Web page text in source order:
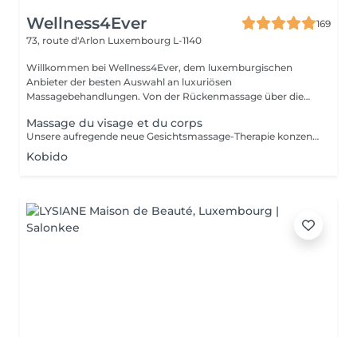
Wellness4Ever
169
73, route d'Arlon Luxembourg L-1140
Willkommen bei Wellness4Ever, dem luxemburgischen
Anbieter der besten Auswahl an luxuriösen
Massagebehandlungen. Von der Rückenmassage über die
Massage du visage et du corps
Unsere aufregende neue Gesichtsmassage-Therapie konzentriert sich darauf, Ihre Haut zu verjüngen und Ihnen ein jugendliches, strahlendes Aussehen zu verleihen, das Sie entspannt, erfrischt und voller Leben fühlen lässt. Regelmäßige Gesichtsmassagen können die Durchblutung verbessern und die Gesichtsmuskeln entspannen, Verspannungen im Gesicht und um die Augen lösen und gleichzeitig die Textur, die schlaffe Haut und das Auftreten von Falten verbessern. Es hat sich auch gezeigt, dass es den Sinusdruck lindert und sogar bei hartnäckiger Akne helfen kann. All diese Vorteile können Ihnen strahlende, belebte Gesichtszüge schenken, die Ihnen ein ebenso jugendliches Gefühl geben, wie Sie aussehen.
Kobido